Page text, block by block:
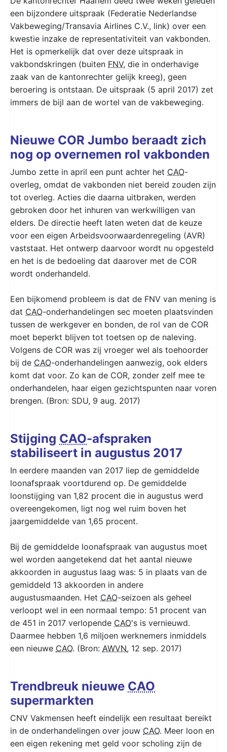
een bijzondere uitspraak (Federatie Nederlandse
Vakbeweging/Transavia Airlines C.V., link) over een
kwestie inzake de representativiteit van vakbonden.
Het is opmerkelijk dat over deze uitspraak in
vakbondskringen (buiten FNV, die in onderhavige
zaak van de kantonrechter gelijk kreeg), geen
beroering is ontstaan. De uitspraak (5 april 2017) zet
immers de bijl aan de wortel van de vakbeweging.
Nieuwe COR Jumbo beraadt zich
nog op overnemen rol vakbonden
Jumbo zette in april een punt achter het CAO-
overleg, omdat de vakbonden niet bereid zouden zijn
tot overleg. Acties die daarna uitbraken, werden
gebroken door het inhuren van werkwilligen van
elders. De directie heeft laten weten dat de keuze
voor een eigen Arbeidsvoorwaardenregeling (AVR)
vaststaat. Het ontwerp daarvoor wordt nu opgesteld
en het is de bedoeling dat daarover met de COR
wordt onderhandeld.
Een bijkomend probleem is dat de FNV van mening is
dat CAO-onderhandelingen sec moeten plaatsvinden
tussen de werkgever en bonden, de rol van de COR
moet beperkt blijven tot toetsen op de naleving.
Volgens de COR was zij vroeger wel als toehoorder
bij de CAO-onderhandelingen aanwezig, ook elders
komt dat voor. Zo kan de COR, zonder zelf mee te
onderhandelen, haar eigen gezichtspunten naar voren
brengen. (Bron: SDU, 9 aug. 2017)
Stijging CAO-afspraken
stabiliseert in augustus 2017
In eerdere maanden van 2017 liep de gemiddelde
loonafspraak voortdurend op. De gemiddelde
loonstijging van 1,82 procent die in augustus werd
overeengekomen, ligt nog wel ruim boven het
jaargemiddelde van 1,65 procent.
Bij de gemiddelde loonafspraak van augustus moet
wel worden aangetekend dat het aantal nieuwe
akkoorden in augustus laag was: 5 in plaats van de
gemiddeld 13 akkoorden in andere
augustusmaanden. Het CAO-seizoen als geheel
verloopt wel in een normaal tempo: 51 procent van
de 451 in 2017 verlopende CAO's is vernieuwd.
Daarmee hebben 1,6 miljoen werknemers inmiddels
een nieuwe CAO. (Bron: AWVN, 12 sep. 2017)
Trendbreuk nieuwe CAO
supermarkten
CNV Vakmensen heeft eindelijk een resultaat bereikt
in de onderhandelingen over jouw CAO. Meer loon en
een eigen rekening met geld voor scholing zijn de